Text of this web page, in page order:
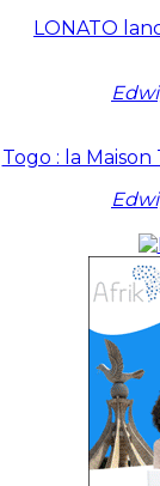
LONATO
Togo : la